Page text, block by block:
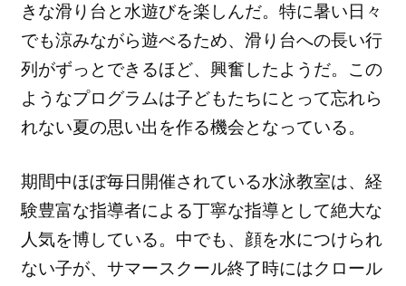
きな滑り台と水遊びを楽しんだ。特に暑い日々
でも涼みながら遊べるため、滑り台への長い行
列がずっとできるほど、興奮したようだ。 この
ようなプログラムは子どもたちにとって忘れら
れない夏の思い出を作る機会となっている。
期間中ほぼ毎日開催されている水泳教室は、経
験豊富な指導者による丁寧な指導として絶大な
人気を博している。中でも、顔を水につけられ
ない子が、サマースクール終了時にはクロール